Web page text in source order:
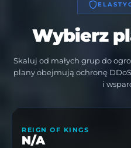
Wybierz
Skaluj od małych grup do
plany obejmują ochronę
i
REIGN OF KINGS
N/A